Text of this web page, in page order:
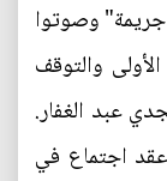
وصوتوا
والتوقف
عبد الغفار.
عقد اجتماع في